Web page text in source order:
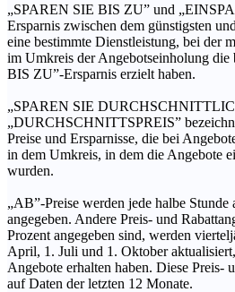
„SPAREN SIE BIS ZU” und
Ersparnis zwischen dem günstigsten
eine bestimmte Dienstleistung, bei der
im Umkreis der Angebotseinholung
BIS ZU”-Ersparnis erzielt haben.
„SPAREN SIE
„DURCHSCHNITTSPREIS”
Preise und Ersparnisse, die bei
in dem Umkreis, in dem die Angebote
wurden.
„AB”-Preise werden jede halbe
angegeben. Andere Preis- und
Prozent angegeben sind, werden
April, 1. Juli und 1. Oktober
Angebote erhalten haben. Diese Preis-
auf Daten der letzten 12 Monate.